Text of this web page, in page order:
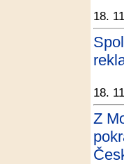
18.
18.
Z